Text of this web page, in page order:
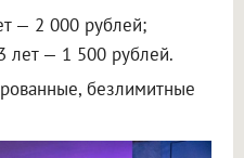
— 2 000 рублей;
лет — 1 500 рублей.
безлимитные